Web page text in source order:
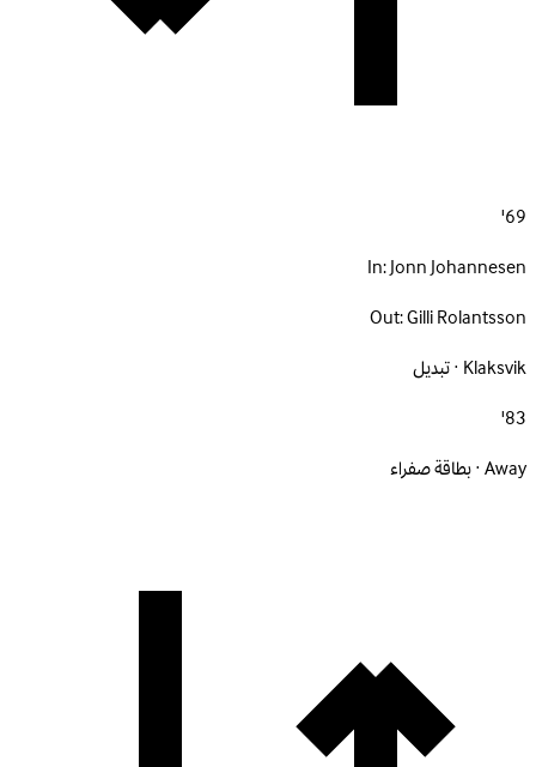
69'
In:Jonn Johannesen
Out:Gilli Rolantsson
Klaksvik · تبديل
83'
Away · بطاقة صفراء